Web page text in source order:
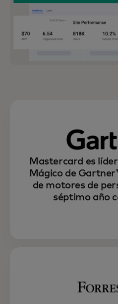
Usa Experience OS
expectativas del
Mastercard es
Mágico de
de motores de
séptimo año